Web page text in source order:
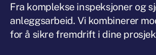
Fra komplekse inspeksjoner og
Fra komplekse inspeksjoner og
anleggsarbeid. Vi kombinerer
for å sikre fremdrift i dine